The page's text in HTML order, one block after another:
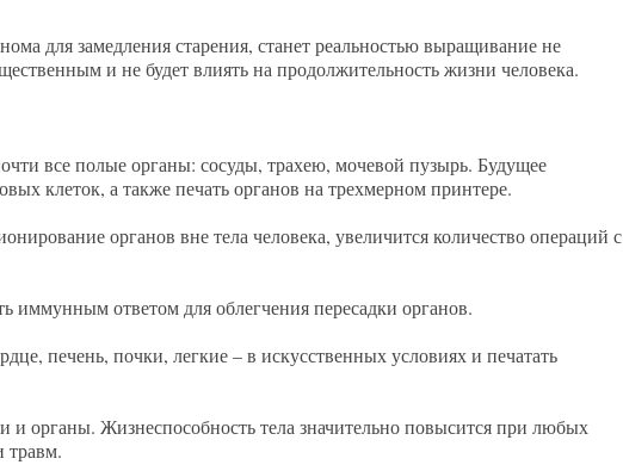
для замедления старения, станет реальностью выращивание не
и не будет влиять на продолжительность жизни человека.
все полые органы: сосуды, трахею, мочевой пузырь. Будущее
клеток, а также печать органов на трехмерном принтере.
органов вне тела человека, увеличится количество операций с
иммунным ответом для облегчения пересадки органов.
печень, почки, легкие – в искусственных условиях и печатать
и органы. Жизнеспособность тела значительно повысится при любых
травм.